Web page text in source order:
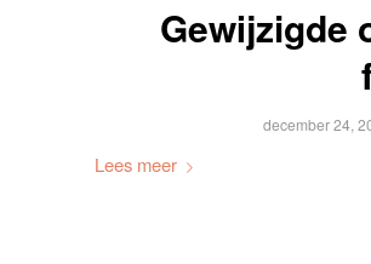
Gewijzigde
december 24,
Lees meer